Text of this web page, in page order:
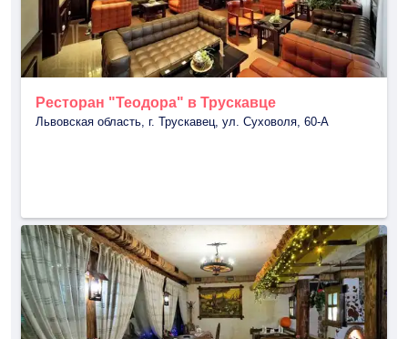
Ресторан "Теодора" в Трускавце
Львовская область, г. Трускавец, ул. Суховоля, 60-А